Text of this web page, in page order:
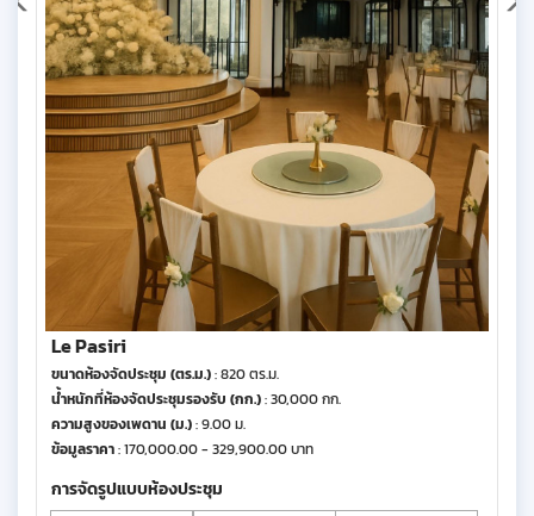
Le Pasiri
ขนาดห้องจัดประชุม (ตร.ม.): 820 ตร.ม.
น้ำหนักที่ห้องจัดประชุมรองรับ (กก.): 30,000 กก.
ความสูงของเพดาน (ม.): 9.00 ม.
ข้อมูลราคา: 170,000.00 - 329,900.00 บาท
การจัดรูปแบบห้องประชุม